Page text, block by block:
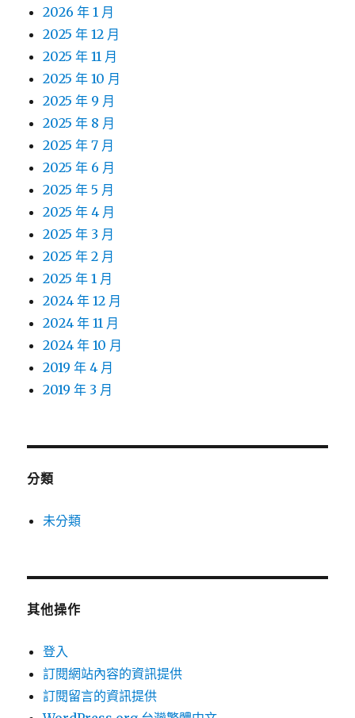
2026 年 1 月
2025 年 12 月
2025 年 11 月
2025 年 10 月
2025 年 9 月
2025 年 8 月
2025 年 7 月
2025 年 6 月
2025 年 5 月
2025 年 4 月
2025 年 3 月
2025 年 2 月
2025 年 1 月
2024 年 12 月
2024 年 11 月
2024 年 10 月
2019 年 4 月
2019 年 3 月
分類
未分類
其他操作
登入
訂閱網站內容的資訊提供
訂閱留言的資訊提供